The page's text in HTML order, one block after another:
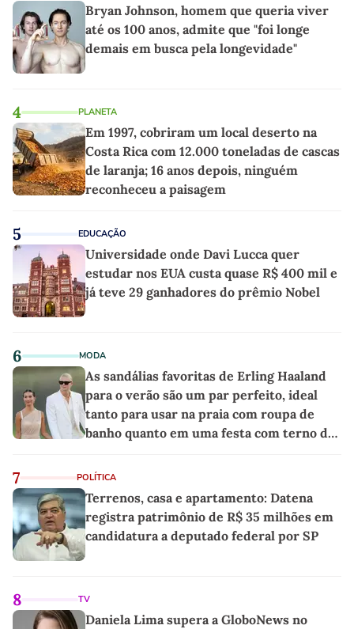
Bryan Johnson, homem que queria viver
até os 100 anos, admite que "foi longe
demais em busca pela longevidade"
4 PLANETA
Em 1997, cobriram um local deserto na
Costa Rica com 12.000 toneladas de cascas
de laranja; 16 anos depois, ninguém
reconheceu a paisagem
5 EDUCAÇÃO
Universidade onde Davi Lucca quer
estudar nos EUA custa quase R$ 400 mil e
já teve 29 ganhadores do prêmio Nobel
6 MODA
As sandálias favoritas de Erling Haaland
para o verão são um par perfeito, ideal
tanto para usar na praia com roupa de
banho quanto em uma festa com terno de
7 POLÍTICA
Terrenos, casa e apartamento: Datena
registra patrimônio de R$ 35 milhões em
candidatura a deputado federal por SP
8 TV
Daniela Lima supera a GloboNews no